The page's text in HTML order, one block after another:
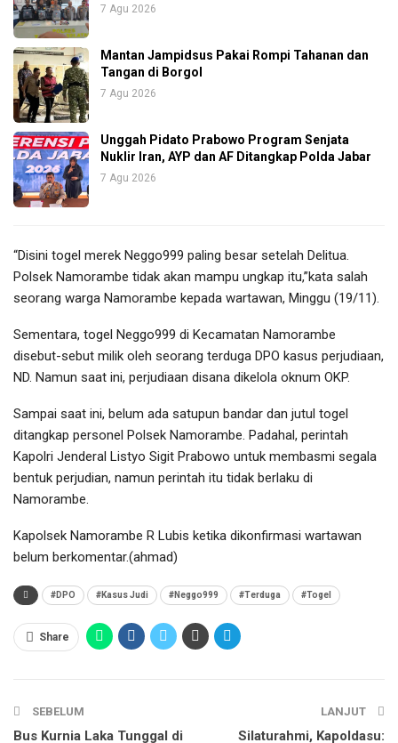
7 Agu 2026
Mantan Jampidsus Pakai Rompi Tahanan dan
Tangan di Borgol
7 Agu 2026
Unggah Pidato Prabowo Program Senjata
Nuklir Iran, AYP dan AF Ditangkap Polda Jabar
7 Agu 2026
“Disini togel merek Neggo999 paling besar setelah Delitua.
Polsek Namorambe tidak akan mampu ungkap itu,”kata salah
seorang warga Namorambe kepada wartawan, Minggu (19/11).
Sementara, togel Neggo999 di Kecamatan Namorambe
disebut-sebut milik oleh seorang terduga DPO kasus perjudiaan,
ND. Namun saat ini, perjudiaan disana dikelola oknum OKP.
Sampai saat ini, belum ada satupun bandar dan jutul togel
ditangkap personel Polsek Namorambe. Padahal, perintah
Kapolri Jenderal Listyo Sigit Prabowo untuk membasmi segala
bentuk perjudian, namun perintah itu tidak berlaku di
Namorambe.
Kapolsek Namorambe R Lubis ketika dikonfirmasi wartawan
belum berkomentar.(ahmad)
#DPO #Kasus Judi #Neggo999 #Terduga #Togel
Share
SEBELUM
Bus Kurnia Laka Tunggal di
LANJUT
Silaturahmi, Kapoldasu: